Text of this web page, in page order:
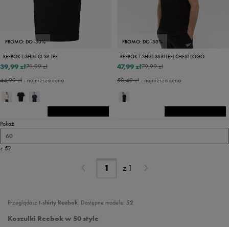
PROMO: DO -30%
REEBOK T-SHIRT CL SV TEE
79,99 zł
39,99 zł
44,99 zł- najniższa cena
PROMO: DO -30%
REEBOK T-SHIRT SS RI LEFT CHEST LOGO
79,99 zł
47,99 zł
58,49 zł- najniższa cena
Pokaż
60
z 52
z 1
Przeglądasz t-shirty Reebok. Dostępne modele: 52
Koszulki Reebok w 50 style